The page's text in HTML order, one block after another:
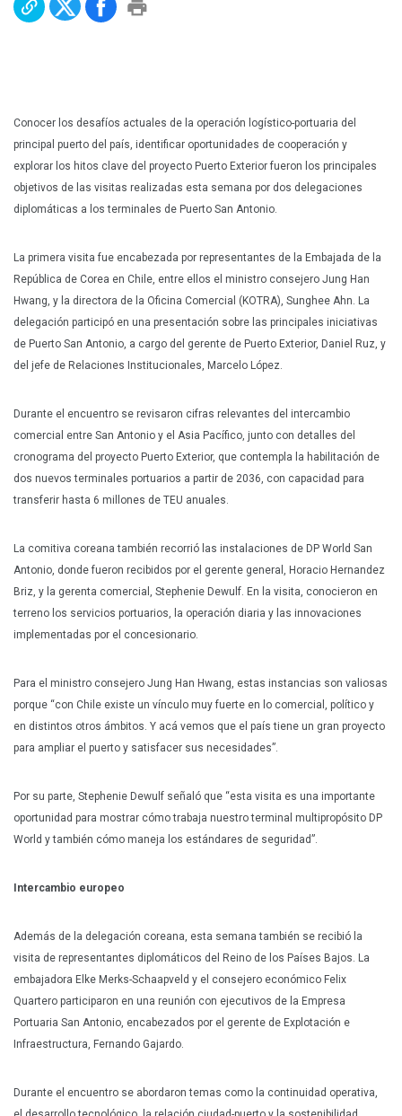
Preguntas Frecuentes
Conocer los desafíos actuales de la operación logístico-portuaria del
principal puerto del país, identificar oportunidades de cooperación y
explorar los hitos clave del proyecto Puerto Exterior fueron los principales
objetivos de las visitas realizadas esta semana por dos delegaciones
diplomáticas a los terminales de Puerto San Antonio.
La primera visita fue encabezada por representantes de la Embajada de la
República de Corea en Chile, entre ellos el ministro consejero Jung Han
Hwang, y la directora de la Oficina Comercial (KOTRA), Sunghee Ahn. La
delegación participó en una presentación sobre las principales iniciativas
de Puerto San Antonio, a cargo del gerente de Puerto Exterior, Daniel Ruz, y
del jefe de Relaciones Institucionales, Marcelo López.
Durante el encuentro se revisaron cifras relevantes del intercambio
comercial entre San Antonio y el Asia Pacífico, junto con detalles del
cronograma del proyecto Puerto Exterior, que contempla la habilitación de
dos nuevos terminales portuarios a partir de 2036, con capacidad para
transferir hasta 6 millones de TEU anuales.
La comitiva coreana también recorrió las instalaciones de DP World San
Antonio, donde fueron recibidos por el gerente general, Horacio Hernandez
Briz, y la gerenta comercial, Stephenie Dewulf. En la visita, conocieron en
terreno los servicios portuarios, la operación diaria y las innovaciones
implementadas por el concesionario.
Para el ministro consejero Jung Han Hwang, estas instancias son valiosas
porque “con Chile existe un vínculo muy fuerte en lo comercial, político y
en distintos otros ámbitos. Y acá vemos que el país tiene un gran proyecto
para ampliar el puerto y satisfacer sus necesidades”.
Por su parte, Stephenie Dewulf señaló que “esta visita es una importante
oportunidad para mostrar cómo trabaja nuestro terminal multipropósito DP
World y también cómo maneja los estándares de seguridad”.
Intercambio europeo
Además de la delegación coreana, esta semana también se recibió la
visita de representantes diplomáticos del Reino de los Países Bajos. La
embajadora Elke Merks-Schaapveld y el consejero económico Felix
Quartero participaron en una reunión con ejecutivos de la Empresa
Portuaria San Antonio, encabezados por el gerente de Explotación e
Infraestructura, Fernando Gajardo.
Durante el encuentro se abordaron temas como la continuidad operativa,